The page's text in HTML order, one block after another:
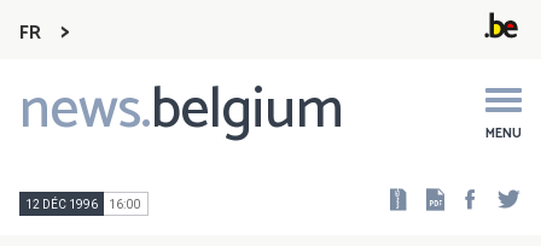
FR
news.belgium MENU
Main
navigation
12 DÉC 1996 16:00